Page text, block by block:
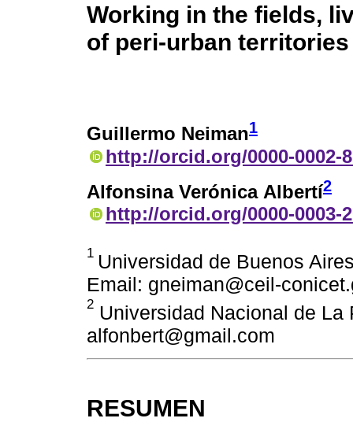
Working in the fields,
of peri-urban
Guillermo Neiman1
http://orcid.org/0000-0002-
Alfonsina Verónica Albertí2
http://orcid.org/0000-0003-
1 Universidad de Buenos
Email: gneiman@ceil-
2 Universidad Nacional de
alfonbert@gmail.com
RESUMEN